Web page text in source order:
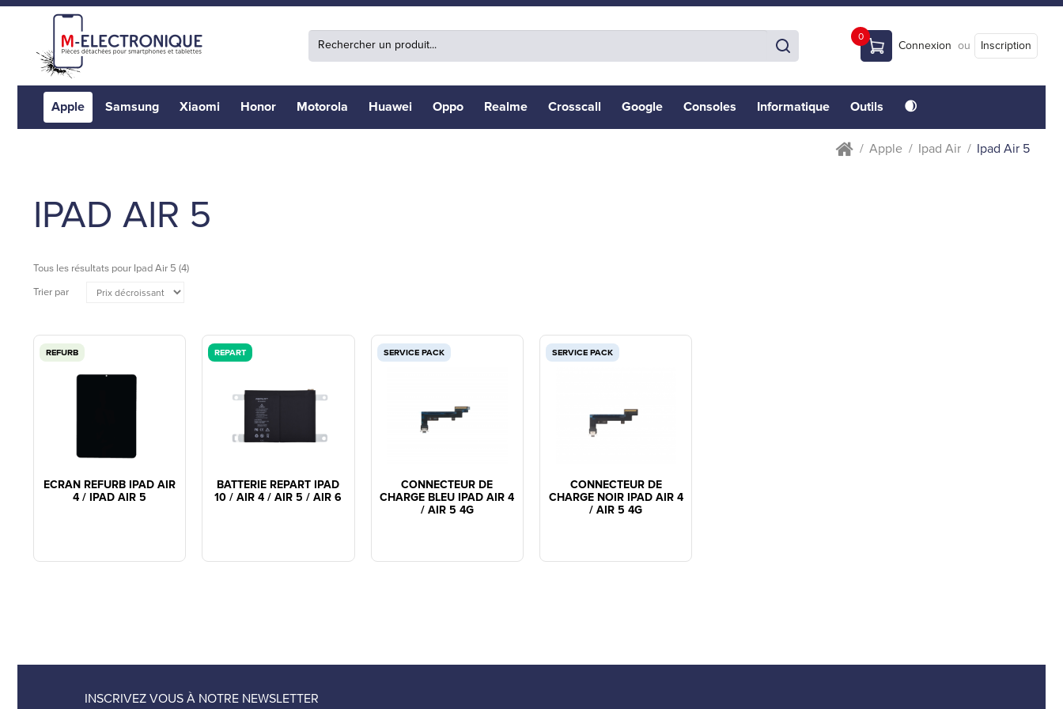
0
Connexion ou Inscription
Apple Samsung Xiaomi Honor Motorola Huawei Oppo Realme Crosscall Google Consoles Informatique Outils 🌒
Apple Ipad Air Ipad Air 5
IPAD AIR 5
Tous les résultats pour Ipad Air 5 (4)
Trier par
REFURB
ECRAN REFURB IPAD AIR
4 / IPAD AIR 5
REPART
BATTERIE REPART IPAD
10 / AIR 4 / AIR 5 / AIR 6
SERVICE PACK
CONNECTEUR DE
CHARGE BLEU IPAD AIR 4
/ AIR 5 4G
SERVICE PACK
CONNECTEUR DE
CHARGE NOIR IPAD AIR 4
/ AIR 5 4G
INSCRIVEZ VOUS À NOTRE NEWSLETTER